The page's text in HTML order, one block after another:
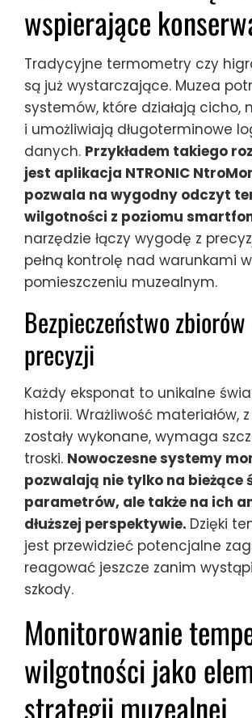
wspierające
Tradycyjne termometry czy
są już wystarczające. Muzea
systemów, które działają cicho,
i umożliwiają długoterminowe
danych. Przykładem takiego
jest aplikacja NTRONIC
pozwala na wygodny odczyt
wilgotności z poziomu
narzędzie łączy wygodę z
pełną kontrolę nad warunkami
pomieszczeniu muzealnym.
Bezpieczeństwo
precyzji
Każdy eksponat to unikalne
historii. Wrażliwość materiałów,
zostały wykonane, wymaga
troski. Nowoczesne systemy
pozwalają nie tylko na bieżące
parametrów, ale także na ich
dłuższej perspektywie. Dzięki
jest przewidzieć potencjalne
reagować jeszcze zanim
szkody.
Monitorowanie
wilgotności jako
strategii muzealnej